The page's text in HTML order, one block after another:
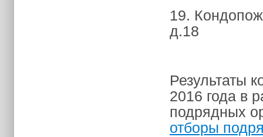
19.
д.18
Результаты
2016 года в
подрядных
отборы